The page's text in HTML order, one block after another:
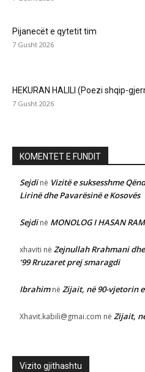
Pijanecët e qytetit tim
7 Gusht 2026
HEKURAN HALILI (Poezi shqip-
7 Gusht 2026
KOMENTET E FUNDIT
Sejdinë Vizitë e suksesshme
Lirinë dhe Pavarësinë e Kosovës
Sejdinë MONOLOG I HASAN
xhaviti në Zejnullah Rrahmani
‘99 Rruzaret prej smaragdi
Ibrahimnë Zijait, në 90-vjetorin
Xhavit.kabili@gmai.com në Zijait,
Vizito gjithashtu